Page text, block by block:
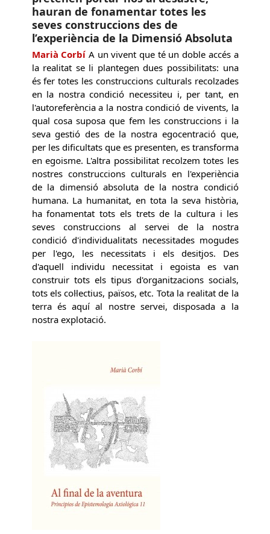
hauran de fonamentar totes les
seves construccions des de
l’experiència de la Dimensió Absoluta
Marià Corbí A un vivent que té un doble accés a
la realitat se li plantegen dues possibilitats: una
és fer totes les construccions culturals recolzades
en la nostra condició necessiteu i, per tant, en
l'autoreferència a la nostra condició de vivents, la
qual cosa suposa que fem les construccions i la
seva gestió des de la nostra egocentració que,
per les dificultats que es presenten, es transforma
en egoisme. L'altra possibilitat recolzem totes les
nostres construccions culturals en l'experiència
de la dimensió absoluta de la nostra condició
humana. La humanitat, en tota la seva història,
ha fonamentat tots els trets de la cultura i les
seves construccions al servei de la nostra
condició d'individualitats necessitades mogudes
per l'ego, les necessitats i els desitjos. Des
d'aquell individu necessitat i egoista es van
construir tots els tipus d'organitzacions socials,
tots els col·lectius, països, etc. Tota la realitat de la
terra és aquí al nostre servei, disposada a la
nostra explotació.